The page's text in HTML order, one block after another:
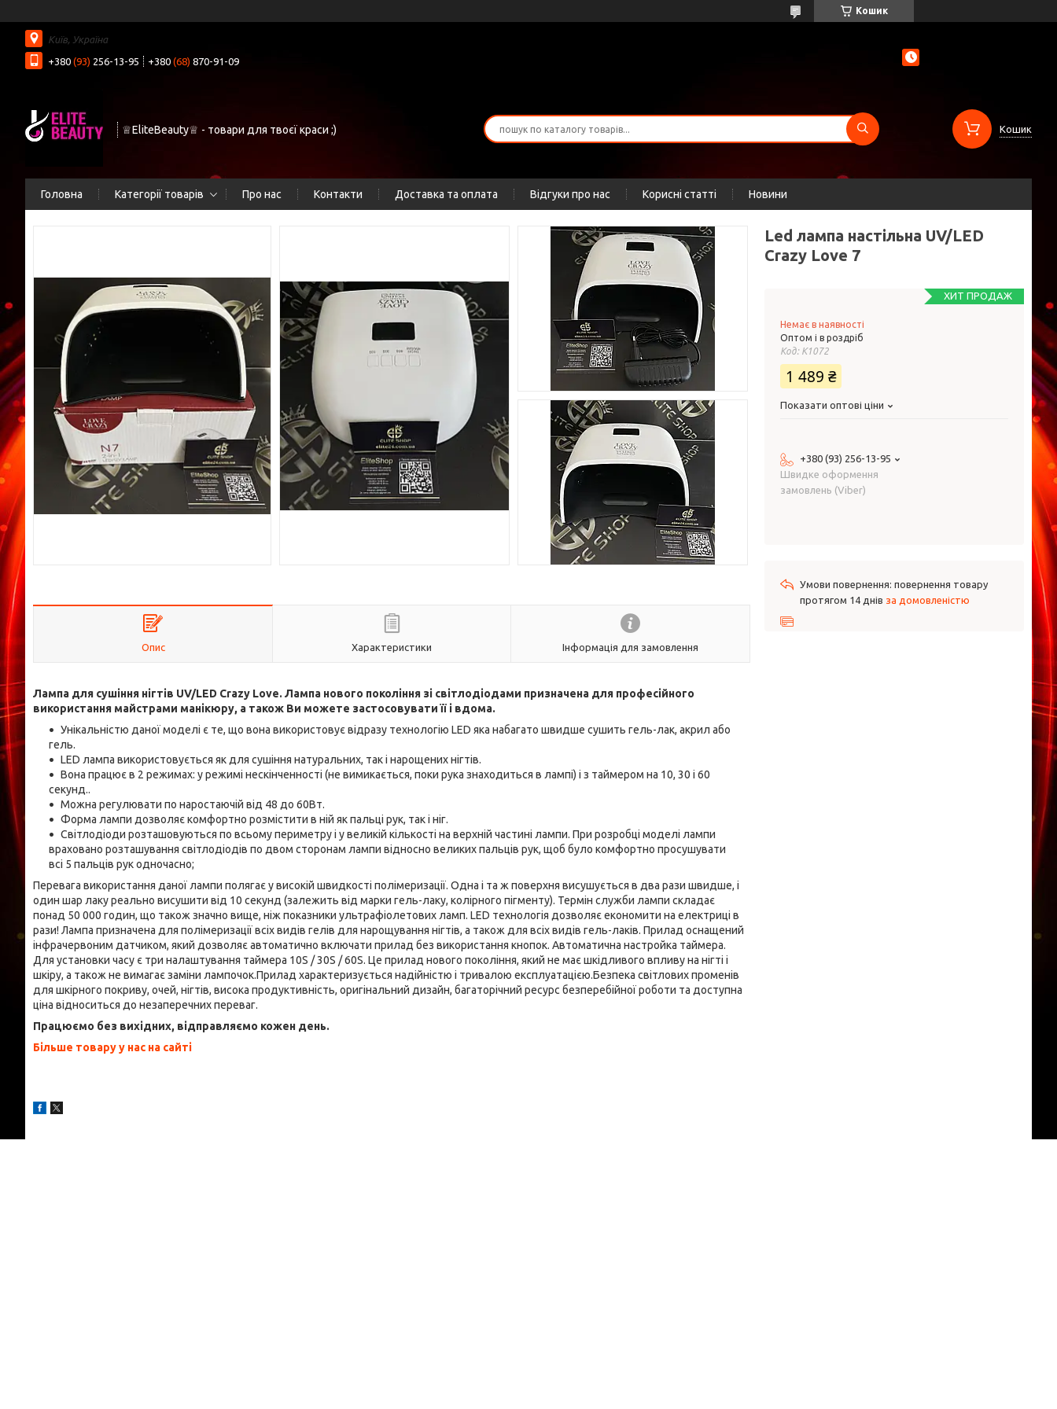
Кошик
Київ, Україна
+380 (93) 256-13-95 +380 (68) 870-91-09
♕EliteBeauty♕ - товари для твоєї краси ;) Кошик
Головна Категорії товарів Про нас Контакти Доставка та оплата Відгуки про нас Корисні статті Новини
Опис Характеристики Інформація для замовлення
Лампа для сушіння нігтів UV/LED Crazy Love. Лампа нового покоління зі світлодіодами призначена для професійного
використання майстрами манікюру, а також Ви можете застосовувати її і вдома.
Унікальністю даної моделі є те, що вона використовує відразу технологію LED яка набагато швидше сушить гель-лак, акрил або
гель.
LED лампа використовується як для сушіння натуральних, так і нарощених нігтів.
Вона працює в 2 режимах: у режимі нескінченності (не вимикається, поки рука знаходиться в лампі) і з таймером на 10, 30 і 60
секунд..
Можна регулювати по наростаючій від 48 до 60Вт.
Форма лампи дозволяє комфортно розмістити в ній як пальці рук, так і ніг.
Світлодіоди розташовуються по всьому периметру і у великій кількості на верхній частині лампи. При розробці моделі лампи
враховано розташування світлодіодів по двом сторонам лампи відносно великих пальців рук, щоб було комфортно просушувати
всі 5 пальців рук одночасно;
Перевага використання даної лампи полягає у високій швидкості полімеризації. Одна і та ж поверхня висушується в два рази швидше, і
один шар лаку реально висушити від 10 секунд (залежить від марки гель-лаку, колірного пігменту). Термін служби лампи складає
понад 50 000 годин, що також значно вище, ніж показники ультрафіолетових ламп. LED технологія дозволяє економити на електриці в
рази! Лампа призначена для полімеризації всіх видів гелів для нарощування нігтів, а також для всіх видів гель-лаків. Прилад оснащений
інфрачервоним датчиком, який дозволяє автоматично включати прилад без використання кнопок. Автоматична настройка таймера.
Для установки часу є три налаштування таймера 10S / 30S / 60S. Це прилад нового покоління, який не має шкідливого впливу на нігті і
шкіру, а також не вимагає заміни лампочок.Прилад характеризується надійністю і тривалою експлуатацією.Безпека світлових променів
для шкірного покриву, очей, нігтів, висока продуктивність, оригінальний дизайн, багаторічний ресурс безперебійної роботи та доступна
ціна відноситься до незаперечних переваг.
Працюємо без вихідних, відправляємо кожен день.
Більше товару у нас на сайті
Led лампа настільна UV/LED
Crazy Love 7
ХИТ ПРОДАЖ
Немає в наявності
Оптом і в роздріб
Код: K1072
1 489 ₴
Показати оптові ціни
+380 (93) 256-13-95
Швидке оформення
замовлень (Viber)
повернення товару
протягом 14 днів за домовленістю